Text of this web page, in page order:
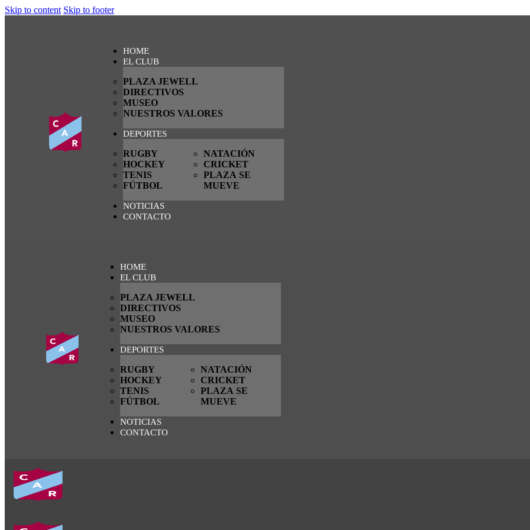
Skip to content Skip to footer
HOME
EL CLUB
PLAZA JEWELL
DIRECTIVOS
MUSEO
NUESTROS VALORES
DEPORTES
RUGBY
HOCKEY
TENIS
FÚTBOL
NATACIÓN
CRICKET
PLAZA SE
MUEVE
NOTICIAS
CONTACTO
HOME
EL CLUB
PLAZA JEWELL
DIRECTIVOS
MUSEO
NUESTROS VALORES
DEPORTES
RUGBY
HOCKEY
TENIS
FÚTBOL
NATACIÓN
CRICKET
PLAZA SE
MUEVE
NOTICIAS
CONTACTO